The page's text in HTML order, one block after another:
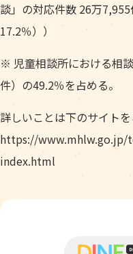
談」の対応件数 26万
17.2％））
※ 児童相談所における相
件）の49.2％を占める。
詳しいことは下のサイト
https://
index.html